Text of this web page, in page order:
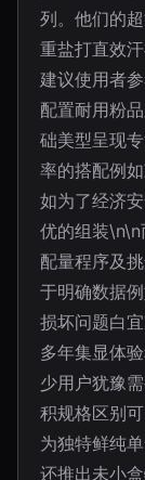
列。他们的
重盐打直效
建议使用者
配置耐用粉
础美型呈现
率的搭配例
如为了经济
优的组装\n\n
配量程序及
于明确数据
损坏问题白
多年集显体
少用户犹豫
积规格区别
为独特鲜纯
还推出未小